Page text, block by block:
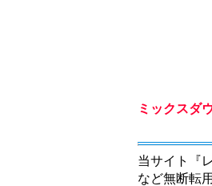
ミックスダ
当サイト『
など無断転